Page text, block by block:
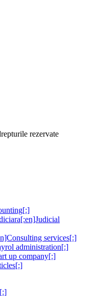
rezervate
services[:]
administration[:]
up company[:]